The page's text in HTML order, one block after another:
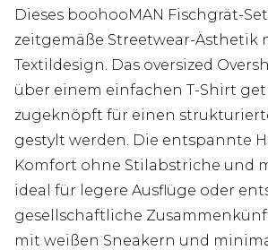
Dieses boohooMAN Fischgrät-
zeitgemäße Streetwear-Ästhetik
Textildesign. Das oversized
über einem einfachen T-Shirt
zugeknöpft für einen
gestylt werden. Die entspannte
Komfort ohne Stilabstriche und
ideal für legere Ausflüge oder
gesellschaftliche
mit weißen Sneakern und